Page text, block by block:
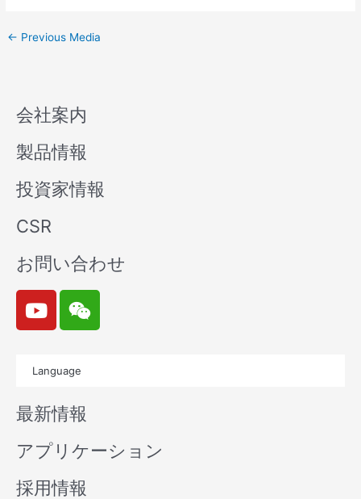
← Previous Media
会社案内
製品情報
投資家情報
CSR
お問い合わせ
Y
o
u
b
e
W
e
i
n
Language
最新情報
アプリケーション
採用情報